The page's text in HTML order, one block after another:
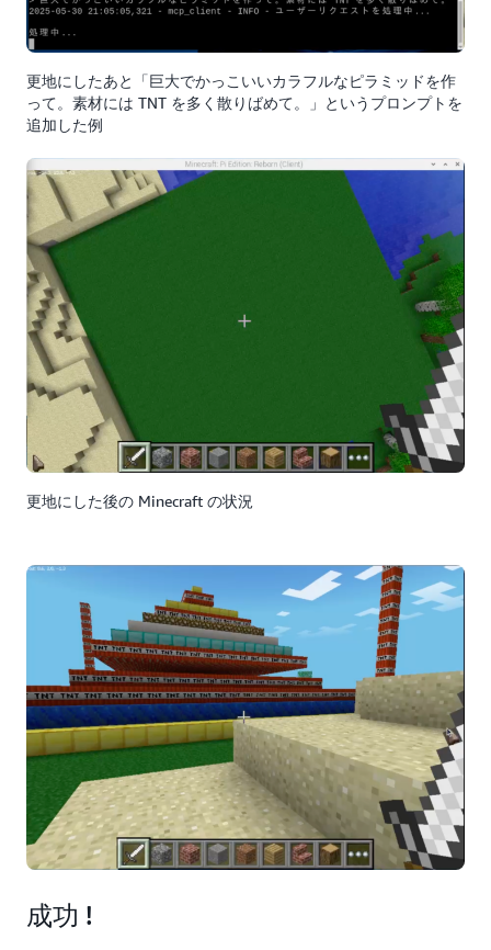
更地にしたあと「巨大でかっこいいカラフルなピラミッドを作
って。素材には TNT を多く散りばめて。」というプロンプトを
追加した例
更地にした後の Minecraft の状況
成功 !